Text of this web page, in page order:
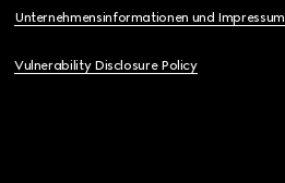
Unternehmensinformationen und Impressum
Vulnerability Disclosure Policy